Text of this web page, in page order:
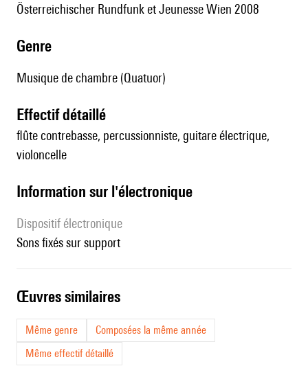
Österreichischer Rundfunk et Jeunesse Wien 2008
genre
Musique de chambre (Quatuor)
effectif détaillé
flûte contrebasse, percussionniste, guitare électrique,
violoncelle
Information sur l'électronique
Dispositif électronique
sons fixés sur support
œuvres similaires
Même genre
Composées la même année
Même effectif détaillé